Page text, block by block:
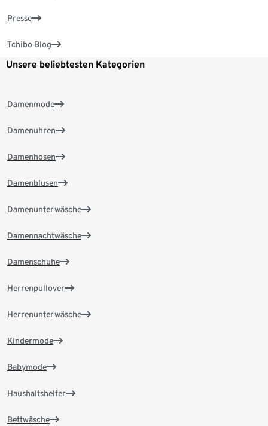
Presse
Tchibo Blog
Unsere beliebtesten Kategorien
Damenmode
Damenuhren
Damenhosen
Damenblusen
Damenunterwäsche
Damennachtwäsche
Damenschuhe
Herrenpullover
Herrenunterwäsche
Kindermode
Babymode
Haushaltshelfer
Bettwäsche